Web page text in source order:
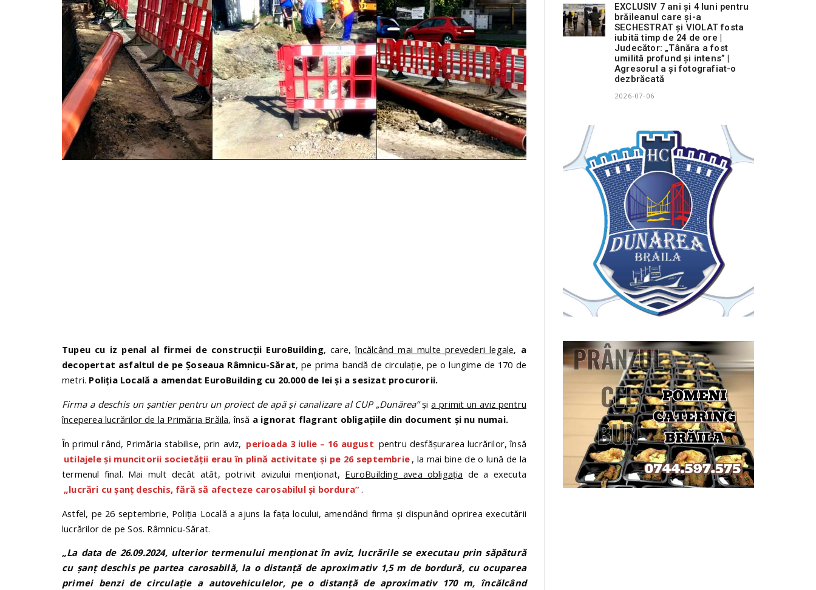
Tupeu cu iz penal al firmei de construcții EuroBuilding, care,încălcând mai multe prevederi legale, a
decopertat asfaltul de pe Șoseaua Râmnicu-Sărat, pe prima bandă de circulație, pe o lungime de 170 de
metri. Poliția Locală a amendat EuroBuilding cu 20.000 de lei și a sesizat procurorii.
Firma a deschis un șantier pentru un proiect de apă și canalizare al CUP „Dunărea”șia primit un aviz pentru
începerea lucrărilor de la Primăria Brăila, însă a ignorat flagrant obligațiile din document și nu numai.
În primul rând, Primăria stabilise, prin aviz, perioada 3 iulie – 16 august pentru desfășurarea lucrărilor, însă
utilajele și muncitorii societății erau în plină activitate și pe 26 septembrie , la mai bine de o lună de la
termenul final. Mai mult decât atât, potrivit avizului menționat, EuroBuilding avea obligația de a executa
„lucrări cu șanț deschis, fără să afecteze carosabilul și bordura”.
Astfel, pe 26 septembrie, Poliția Locală a ajuns la fața locului, amendând firma și dispunând oprirea executării
lucrărilor de pe Sos. Râmnicu-Sărat.
„La data de 26.09.2024, ulterior termenului menționat în aviz, lucrările se executau prin săpătură
cu șanț deschis pe partea carosabilă, la o distanță de aproximativ 1,5 m de bordură, cu ocuparea
primei benzi de circulație a autovehiculelor, pe o distanță de aproximativ 170 m, încălcând
EXCLUSIV 7 ani și 4 luni pentru
brăileanul care și-a
SECHESTRAT și VIOLAT fosta
iubită timp de 24 de ore |
Judecător: „Tânăra a fost
umilită profund și intens” |
Agresorul a și fotografiat-o
dezbrăcată
2026-07-06